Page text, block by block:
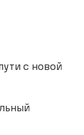
с новой